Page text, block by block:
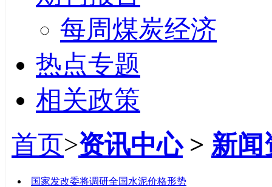
每周煤炭经济
热点专题
相关政策
首页>资讯中心> 新闻
国家发改委将调研全国水泥价格形势